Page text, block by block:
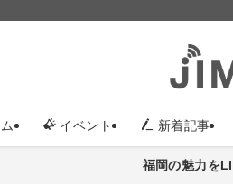
イベント 新着記事
福岡の魅力を